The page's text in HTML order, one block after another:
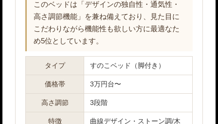
このベッドは「デザインの独自性・通気性・
高さ調節機能」を兼ね備えており、見た目に
こだわりながら機能性も欲しい方に最適なた
め5位としています。
タイプ すのこベッド（脚付き）
価格帯 3万円台〜
高さ調節 3段階
特徴
曲線デザイン・ストーン調/木